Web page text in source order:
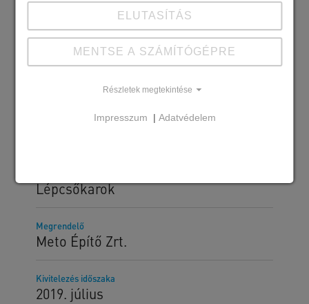
Lépcsőkarok
Megrendelő
Meto Építő Zrt.
Kivitelezés időszaka
2019. július
ELUTASÍTÁS
MENTSE A SZÁMÍTÓGÉPRE
Részletek megtekintése
Impresszum | Adatvédelem